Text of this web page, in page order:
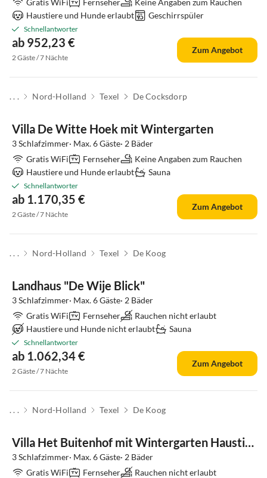
Gratis WiFi Fernseher
Keine Angaben zum Rauchen
Haustiere und Hunde erlaubt
Geschirrspüler
Schnellantworter
ab 952,23 €
2 Gäste / 7 Nächte
Zum Angebot
. . . Nord-Holland Texel De Cocksdorp
Villa De Witte Hoek mit Wintergarten
3 Schlafzimmer· Max. 6 Gäste· 2 Bäder
Gratis WiFi
Fernseher
Keine Angaben zum Rauchen
Haustiere und Hunde erlaubt
Sauna
Schnellantworter
ab 1.170,35 €
2 Gäste / 7 Nächte
Zum Angebot
. . . Nord-Holland Texel De Koog
Landhaus "De Wije Blick"
3 Schlafzimmer· Max. 6 Gäste· 2 Bäder
Gratis WiFi
Fernseher
Rauchen nicht erlaubt
Haustiere und Hunde nicht erlaubt
Sauna
Schnellantworter
ab 1.062,34 €
2 Gäste / 7 Nächte
Zum Angebot
. . . Nord-Holland Texel De Koog
Villa Het Buitenhof mit Wintergarten Haustierfrei
3 Schlafzimmer· Max. 6 Gäste· 2 Bäder
Gratis WiFi
Fernseher
Rauchen nicht erlaubt